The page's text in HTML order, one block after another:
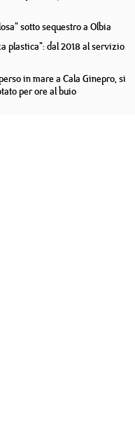
sotto sequestro a Olbia
plastica": dal 2018 al servizio
in mare a Cala Ginepro, si
per ore al buio